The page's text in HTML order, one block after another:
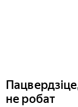
не робат